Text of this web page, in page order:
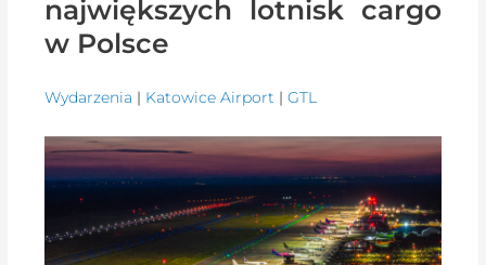
największych lotnisk cargo
w Polsce
Wydarzenia | Katowice Airport |GTL